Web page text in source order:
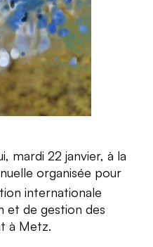
mardi 22 janvier, à la
organisée pour
internationale
et de gestion des
à Metz.